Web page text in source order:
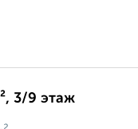
3/9 этаж